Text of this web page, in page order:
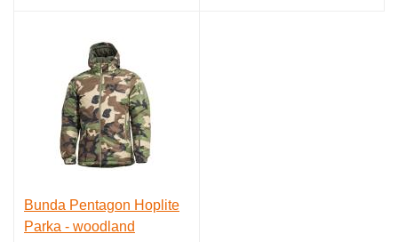
Bunda Pentagon Hoplite
Parka - woodland